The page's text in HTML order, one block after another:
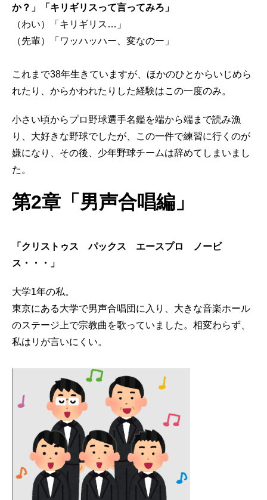
か？」「キリギリスって言ってみろ」
（わい）「キリギリス…」
（先輩）「ワッハッハー、変なのー」
これまで38年生きていますが、ほかのひとからいじめら
れたり、からかわれたりした経験はこの一度のみ。
小さい頃からプロ野球選手名鑑を端から端まで読み漁
り、大好きな野球でしたが、この一件で練習に行くのが
嫌になり、その後、少年野球チームは辞めてしまいまし
た。
第2章「男声合唱編」
「クリストゥス パックス エースプロ ノービ
ス・・・」
大学1年の私。
東京にある大学で男声合唱団に入り、大きな音楽ホール
のステージ上で宗教曲を歌っていました。相変わらず、
私はリが言いにくい。